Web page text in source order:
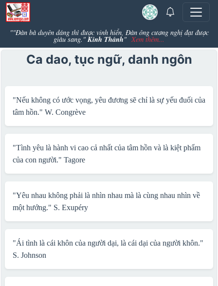
""Đàn bà duyên dáng thì được vinh hiển, Đàn ông cương nghị đạt được
giàu sang."Kinh Thánh" Xem thêm...
Ca dao, tục ngữ, danh ngôn
"Nếu không có ước vọng, yêu đương sẽ chỉ là sự yếu đuối của
tâm hồn." W. Congrève
"Tình yêu là hành vi cao cả nhất của tâm hồn và là kiệt phẩm
của con người." Tagore
"Yêu nhau không phải là nhìn nhau mà là cùng nhau nhìn về
một hướng." S. Exupéry
"Ái tình là cái khôn của người dại, là cái dại của người khôn."
S. Johnson